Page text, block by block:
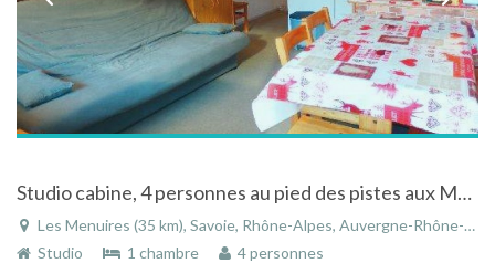
Studio cabine, 4 personnes au pied des pistes aux Menuires
Les Menuires (35 km), Savoie, Rhône-Alpes, Auvergne-Rhône-Alpes, France
Studio
1 chambre 4 personnes